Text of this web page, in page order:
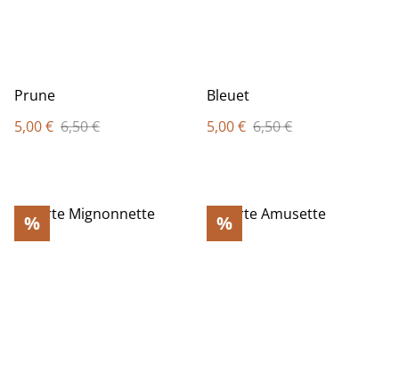
Prune
5,00 € 6,50 €
Bleuet
5,00 € 6,50 €
% %